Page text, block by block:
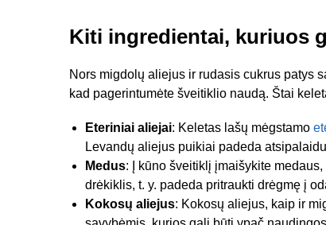
Kiti ingredientai, kuriuos
Nors migdolų aliejus ir rudasis cukrus patys
kad pagerintumėte šveitiklio naudą. Štai
Eteriniai aliejai: Keletas lašų mėgstamo
Levandų aliejus puikiai padeda
Medus: Į kūno šveitiklį įmaišykite
drėkiklis, t. y. padeda pritraukti drėgmę į
Kokosų aliejus: Kokosų aliejus, kaip ir